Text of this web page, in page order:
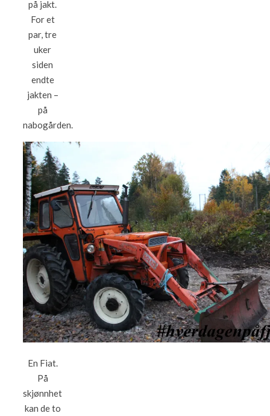
på jakt.
For et
par, tre
uker
siden
endte
jakten –
på
nabogården.
En Fiat.
På
skjønnhet
kan de to